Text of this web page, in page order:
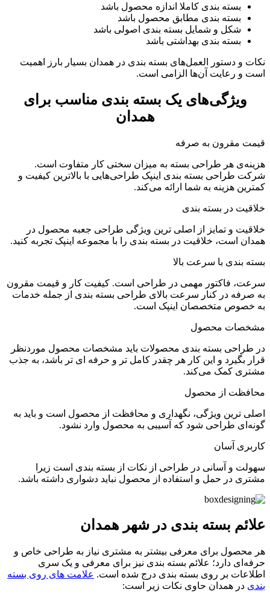
بسته بندی کاملا اندازه محصول باشد
بسته بندی مطابق محصول باشد
شکل و شمایل بسته بندی اصولی باشد
بسته بندی بهداشتی باشد
نکات و دستور العمل‌های بسته بندی در همدان بسیار بارز اهمیت
است و رعایت آن‌ها الزامی است.
ویژگی‌های یک بسته بندی مناسب برای
همدان
قیمت مقرون به صرفه
هزینه‌ی هر طراحی بسته به میزان سختی کار متفاوت است.
شرکت طراحی بسته بندی اینپک طراحی‌هایی با بالاترین کیفیت و
کمترین هزینه به شما ارائه می‌کند.
خلاقیت در بسته بندی
خلاقیت و تمایز از اصلی ترین ویژگی طراحی جعبه محصول در
همدان است، خلاقیت در بسته بندی را با مجموعه اینپک تجربه کنید.
بسته بندی با سرعت بالا
سرعت، فاکتور مهمی در طراحی است. کیفیت کار و قیمت مقرون
به صرفه در کنار سرعت بالای طراحی بسته بندی از جمله خدمات
به خصوص متخصصان اینپک است.
مشخصات محصول
در طراحی بسته بندی محصولات باید مشخصات محصول موردنظر
قرار بگیرد و این کار هر چقدر کامل تر و حرفه ای تر باشد، به جذب
مشتری کمک می‌کند.
محافظت از محصول
اصلی ترین ویژگی، نگهداری و محافظت از محصول است و باید به
گونه‌ای طراحی شود که آسیبی به محصول وارد نشود.
کاربری آسان
سهولت و آسانی در طراحی از نکات از بسته بندی است زیرا
مشتری در حمل و استفاده از محصول نباید دشواری داشته باشد.
علائم بسته بندی در شهر همدان
هر محصول برای معرفی بیشتر به مشتری نیاز به طراحی خاص و
حرفه‌ای دارد؛ علائم بسته بندی نیز برای معرفی و یک سری
اطلاعات بر روی بسته بندی درج شده است. علامت های روی بسته
بندی در همدان حاوی نکات زیر است: